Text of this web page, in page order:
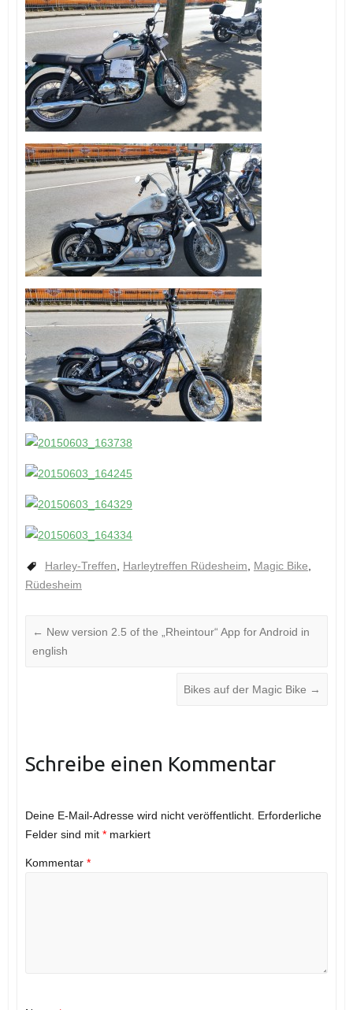
Harley-Treffen, Harleytreffen Rüdesheim, Magic Bike,
Rüdesheim
← New version 2.5 of the „Rheintour“ App for Android in
english
Bikes auf der Magic Bike →
Schreibe einen Kommentar
Deine E-Mail-Adresse wird nicht veröffentlicht. Erforderliche
Felder sind mit *markiert
Kommentar *